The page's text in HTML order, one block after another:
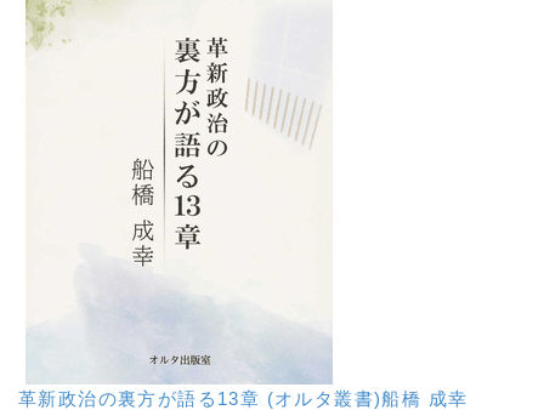
革新政治の裏方が語る13章 (オルタ叢書)船橋 成幸